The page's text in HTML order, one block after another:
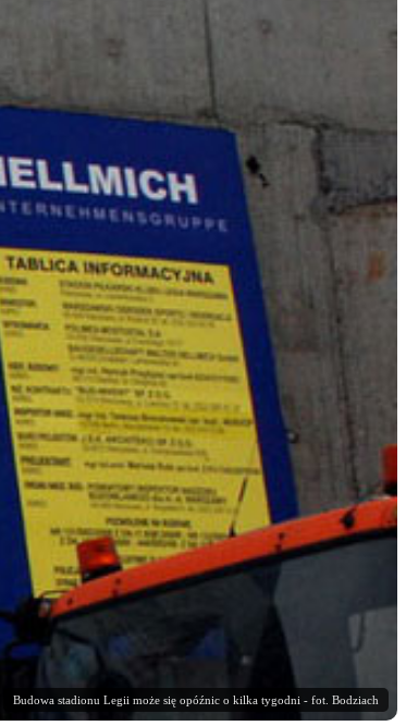
Budowa stadionu Legii może się opóźnic o kilka tygodni - fot. Bodziach